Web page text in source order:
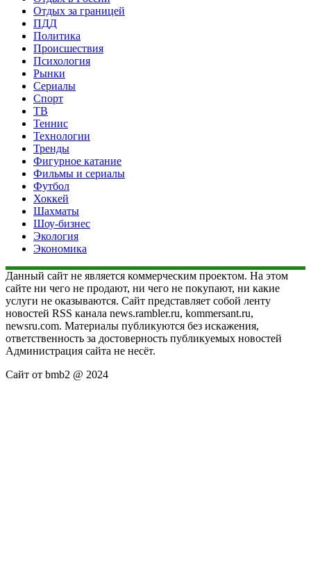
Отдых за границей
ПДД
Политика
Происшествия
Психология
Рынки
Сериалы
Спорт
ТВ
Теннис
Технологии
Тренды
Фигурное катание
Фильмы и сериалы
Футбол
Хоккей
Шахматы
Шоу-бизнес
Экология
Экономика
Данный сайт не является коммерческим проектом. На этом
сайте ни чего не продают, ни чего не покупают, ни какие
услуги не оказываются. Сайт представляет собой ленту
новостей RSS канала news.rambler.ru, kommersant.ru,
newsru.com. Материалы публикуются без искажения,
ответственность за достоверность публикуемых новостей
Администрация сайта не несёт.
Сайт от bmb2 @ 2024